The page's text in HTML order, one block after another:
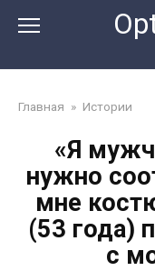
Главная » Истории
«Я
нужно
мне
(53 года)
с